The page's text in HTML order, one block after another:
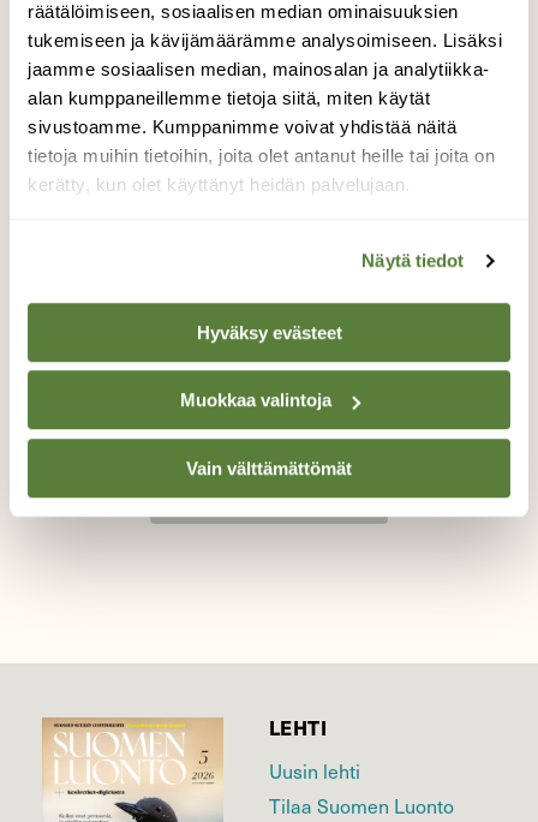
räätälöimiseen, sosiaalisen median ominaisuuksien
tukemiseen ja kävijämäärämme analysoimiseen. Lisäksi
jaamme sosiaalisen median, mainosalan ja analytiikka-
alan kumppaneillemme tietoja siitä, miten käytät
sivustoamme. Kumppanimme voivat yhdistää näitä
tietoja muihin tietoihin, joita olet antanut heille tai joita on
kerätty, kun olet käyttänyt heidän palvelujaan.
Näytä tiedot
Hyväksy evästeet
Muokkaa valintoja
Vain välttämättömät
päätyi valokuvattavaksi minigrip-pussiin.
Alunperin Pohjois-Amerikasta kotoisin oleva
aurinkoahven on helppo tuntea
sinisenhohtoisesta kuvioinnistaan sekä
kiduskannen kurpitsansiemenenmuotoisesta
silmätäplästä. Lounais-Suomessa
aurinkoahvenista on tehty havaintoja ainakin
luontoon levinnyt. Mahdollisista
ilmoitettavaksi Suomen Lajitietokeskukseen
osoitteessa laji.fi.
Valokuvaaja: Joel Rahkonen, Paimio 18.6.2018
TAKAISIN LISTAAN
LEHTI
Uusin lehti
Tilaa Suomen Luonto